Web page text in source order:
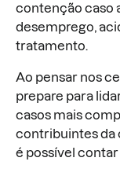
contenção caso
desemprego,
tratamento.
Ao pensar nos
prepare para
casos mais
contribuintes da
é possível